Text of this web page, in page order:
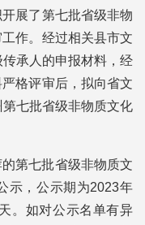
展了第七批省级非物
作。经过相关县市文
承人的申报材料，经
格评审后，拟向省文
七批省级非物质文化
第七批省级非物质文
示，公示期为2023年
。如对公示名单有异